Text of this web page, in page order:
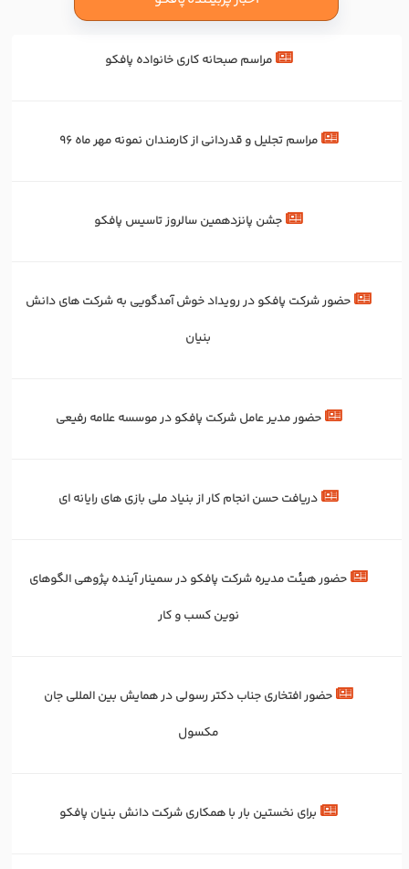
مراسم صبحانه کاری خانواده پافکو
مراسم تجلیل و قدردانی از کارمندان نمونه مهر ماه 96
جشن پانزدهمین سالروز تاسیس پافکو
حضور شرکت پافکو در رویداد خوش آمدگویی به شرکت های دانش
بنیان
حضور مدیر عامل شرکت پافکو در موسسه علامه رفیعی
دریافت حسن انجام کار از بنیاد ملی بازی های رایانه ای
حضور هیئت مدیره شرکت پافکو در سمینار آینده پژوهی الگوهای
نوین کسب و کار
حضور افتخاری جناب دکتر رسولی در همایش بین المللی جان
مکسول
برای‌ نخستین‌ بار با همکاری شرکت دانش بنیان پافکو